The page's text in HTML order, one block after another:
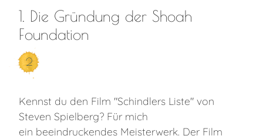
1. Die Gründung der Shoah
Foundation
2
Kennst du den Film "Schindlers Liste" von
Steven Spielberg? Für mich
ein beeindruckendes Meisterwerk. Der Film